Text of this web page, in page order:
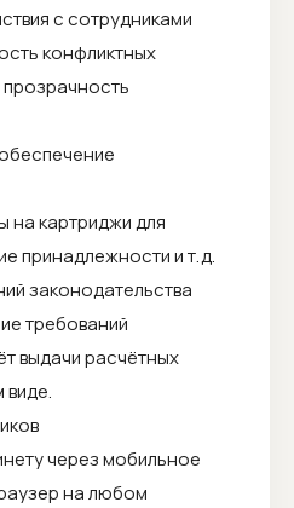
с сотрудниками
конфликтных
картриджи для
принадлежности и т. д.
законодательства
требований
выдачи расчётных
виде.
через мобильное
на любом